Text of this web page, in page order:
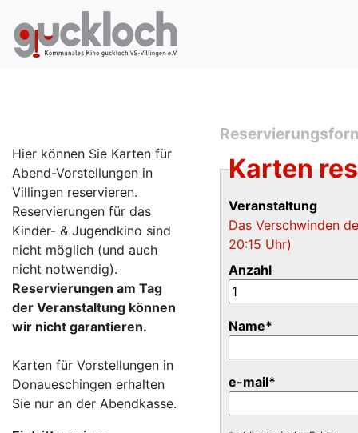
Hier können Sie Karten für
Abend-Vorstellungen in
Villingen reservieren.
Reservierungen für das
Kinder- & Jugendkino sind
nicht möglich (und auch
nicht notwendig).
Reservierungen am Tag
der Veranstaltung können
wir nicht garantieren.
Karten für Vorstellungen in
Donaueschingen erhalten
Sie nur an der Abendkasse.
Karten
Veranstaltung
Das Verschwinden
20:15 Uhr)
Anzahl
Name*
e-mail*